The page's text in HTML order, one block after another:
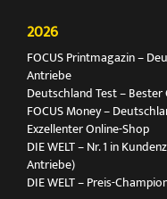
2026
FOCUS Printmagazin –
Antriebe
Deutschland Test –
FOCUS Money –
Exzellenter Online-Shop
DIE WELT – Nr. 1 in
Antriebe)
DIE WELT – Preis-